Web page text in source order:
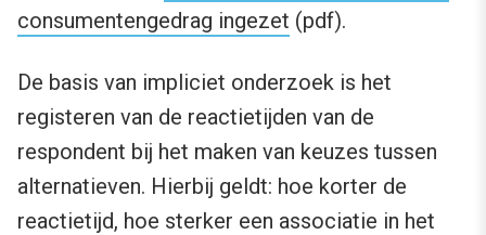
consumentengedrag ingezet (pdf).
De basis van impliciet onderzoek is het
registeren van de reactietijden van de
respondent bij het maken van keuzes tussen
alternatieven. Hierbij geldt: hoe korter de
reactietijd, hoe sterker een associatie in het